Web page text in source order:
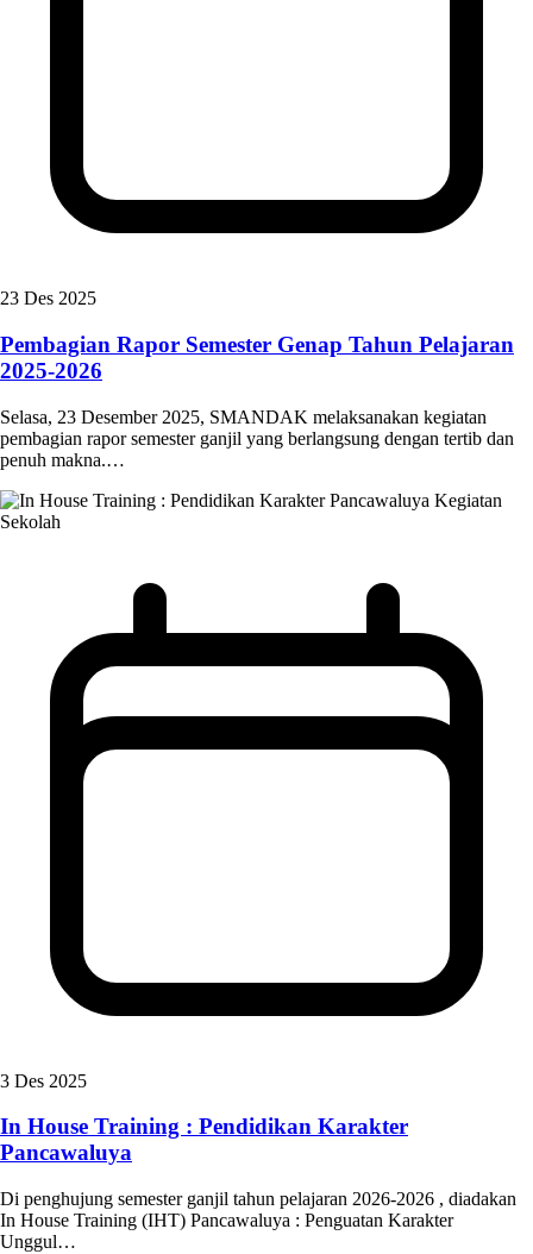
23 Des 2025
Pembagian Rapor Semester Genap Tahun Pelajaran
2025-2026
Selasa, 23 Desember 2025, SMANDAK melaksanakan kegiatan
pembagian rapor semester ganjil yang berlangsung dengan tertib dan
penuh makna.…
Kegiatan
Sekolah
3 Des 2025
In House Training : Pendidikan Karakter
Pancawaluya
Di penghujung semester ganjil tahun pelajaran 2026-2026 , diadakan
In House Training (IHT) Pancawaluya : Penguatan Karakter
Unggul…